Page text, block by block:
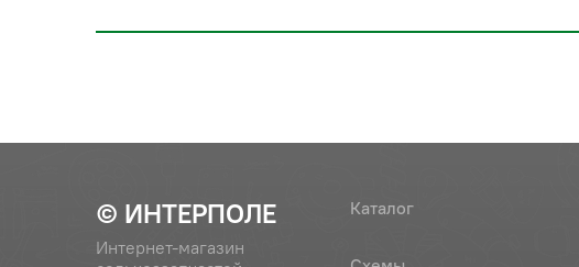
© ИНТЕРПОЛЕ
Интернет-магазин
Каталог